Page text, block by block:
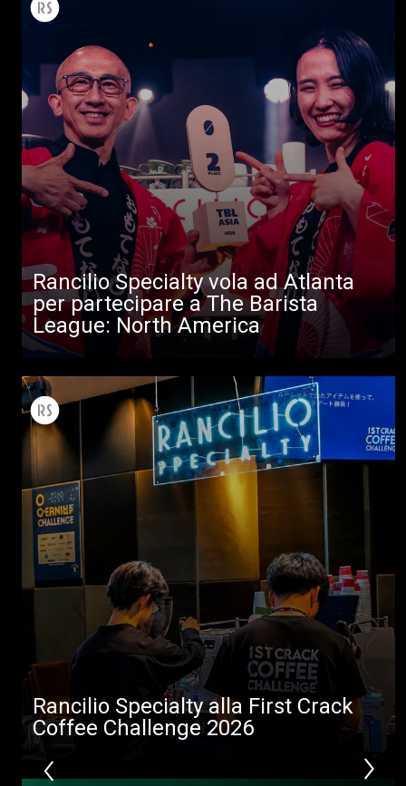
Rancilio Specialty vola ad Atlanta
per partecipare a The Barista
League: North America
Rancilio Specialty alla First Crack
Coffee Challenge 2026
Tutti
Prodotti
News
Download
Altro